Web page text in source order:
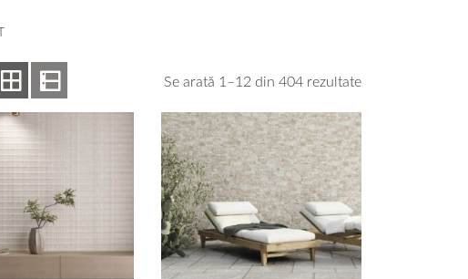
Se arată 1–12 din 404 rezultate